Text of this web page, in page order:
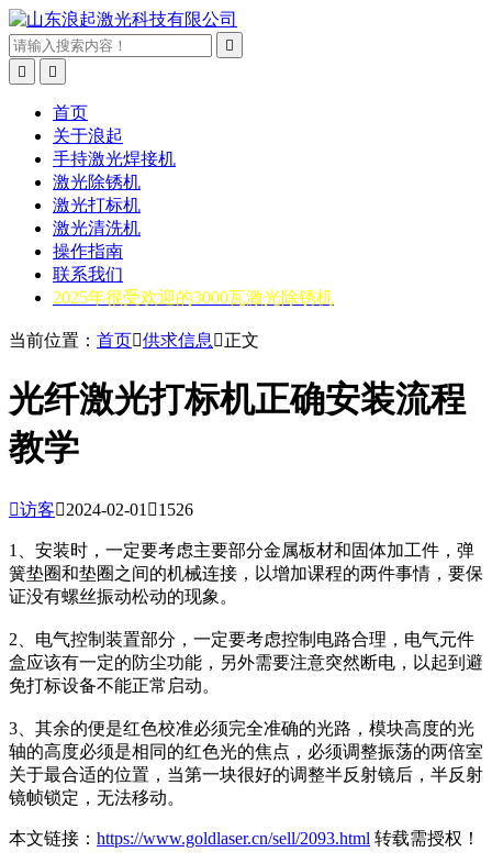



首页
关于浪起
手持激光焊接机
激光除锈机
激光打标机
激光清洗机
操作指南
联系我们
2025年很受欢迎的3000瓦激光除锈机
当前位置： 首页供求信息 正文
光纤激光打标机正确安装流程
教学
访客2024-02-01 1526
1、安装时，一定要考虑主要部分金属板材和固体加工件，弹
簧垫圈和垫圈之间的机械连接，以增加课程的两件事情，要保
证没有螺丝振动松动的现象。
2、电气控制装置部分，一定要考虑控制电路合理，电气元件
盒应该有一定的防尘功能，另外需要注意突然断电，以起到避
免打标设备不能正常启动。
3、其余的便是红色校准必须完全准确的光路，模块高度的光
轴的高度必须是相同的红色光的焦点，必须调整振荡的两倍室
关于最合适的位置，当第一块很好的调整半反射镜后，半反射
镜帧锁定，无法移动。
本文链接： https://www.goldlaser.cn/sell/2093.html 转载需授权！